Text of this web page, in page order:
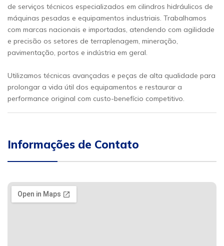
de serviços técnicos especializados em cilindros hidráulicos de
máquinas pesadas e equipamentos industriais. Trabalhamos
com marcas nacionais e importadas, atendendo com agilidade
e precisão os setores de terraplenagem, mineração,
pavimentação, portos e indústria em geral.
Utilizamos técnicas avançadas e peças de alta qualidade para
prolongar a vida útil dos equipamentos e restaurar a
performance original com custo-benefício competitivo.
Informações de Contato